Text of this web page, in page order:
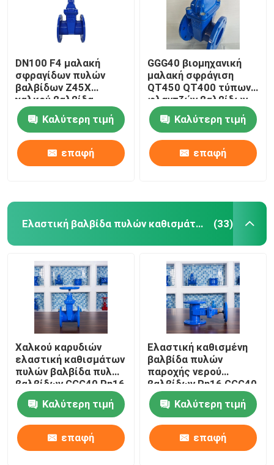
Σπίτι
Προϊόντα
Περίπου εμείς
Γύρος εργοστασίων
DN100 F4 μαλακή
σφραγίδων πυλών
βαλβίδων Z45X
χαλκού βαλβίδα
πυλών καθισμάτων
αδένων ελαστική
Καλύτερη τιμή
επαφή
GGG40 βιομηχανική
μαλακή σφράγιση
QT450 QT400 τύπων
φλαντζών βαλβίδων
πυλών βιομηχανική
Καλύτερη τιμή
επαφή
Ελαστική βαλβίδα πυλών καθισμάτων (33)
Χαλκού καρυδιών
ελαστική καθισμάτων
πυλών βαλβίδα πυλών
βαλβίδων GGG40 Pn16
διπλή βαλμένη
φλάντζαΚαλύτερη τιμή
επαφή
Ελαστική καθισμένη
βαλβίδα πυλών
παροχής νερού
βαλβίδων Pn16 GGG40
DN100 καρυδιών
χαλκούΚαλύτερη τιμή
επαφή